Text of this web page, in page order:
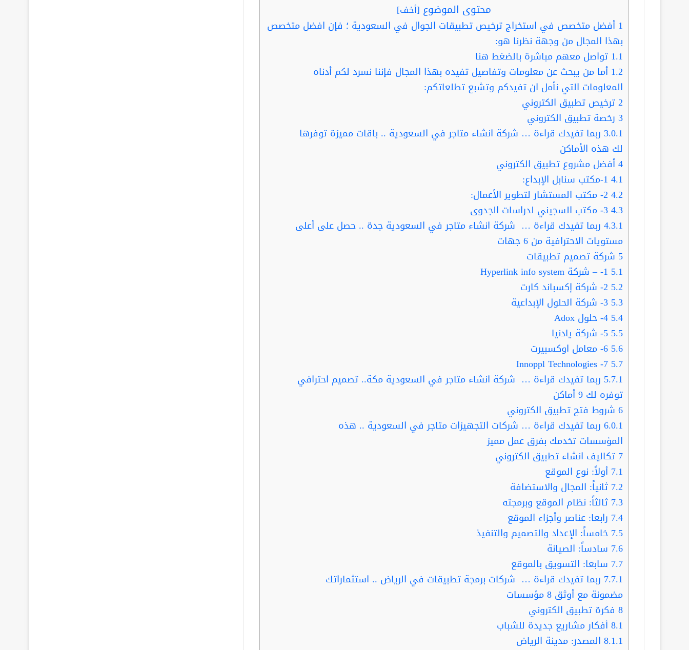
محتوى الموضوع [أخف]
1 أفضل متخصص في استخراج ترخيص تطبيقات الجوال في السعودية ؛ فإن افضل متخصص
بهذا المجال من وجهة نظرنا هو:
1.1 تواصل معهم مباشرة بالضغط هنا
1.2 أما من يبحث عن معلومات وتفاصيل تفيده بهذا المجال فإننا نسرد لكم أدناه
المعلومات التي نأمل ان تفيدكم وتشبع تطلعاتكم:
2ترخيص تطبيق الكتروني
3 رخصة تطبيق الكتروني
3.0.1 ربما تفيدك قراءة … شركة انشاء متاجر في السعودية .. باقات مميزة توفرها
لك هذه الأماكن
4أفضل مشروع تطبيق الكتروني
4.1
4.2
4.3
4.3.1 ربما تفيدك قراءة … شركة انشاء متاجر في السعودية جدة .. حصل على أعلى
مستويات الاحترافية من 6 جهات
5 شركة تصميم تطبيقات
5.1
5.2
5.3
5.4
5.5
5.6
5.7
5.7.1 ربما تفيدك قراءة … شركة انشاء متاجر في السعودية مكة.. تصميم احترافي
توفره لك 9 أماكن
6 شروط فتح تطبيق الكتروني
6.0.1 ربما تفيدك قراءة … شركات التجهيزات متاجر في السعودية .. هذه
المؤسسات تخدمك بفرق عمل مميز
7 تكاليف انشاء تطبيق الكتروني
7.1 أولاً: نوع الموقع
7.2 ثانياً: المجال والاستضافة
7.3 ثالثاً: نظام الموقع وبرمجته
7.4 رابعا: عناصر وأجزاء الموقع
7.5 خامساً: الإعداد والتصميم والتنفيذ
7.6 سادساً: الصيانة
7.7 سابعا: التسويق بالموقع
7.7.1 ربما تفيدك قراءة … شركات برمجة تطبيقات في الرياض .. استثماراتك
مضمونة مع أوثق 8 مؤسسات
8 فكرة تطبيق الكتروني
8.1أفكار مشاريع جديدة للشباب
8.1.1 المصدر: مدينة الرياض